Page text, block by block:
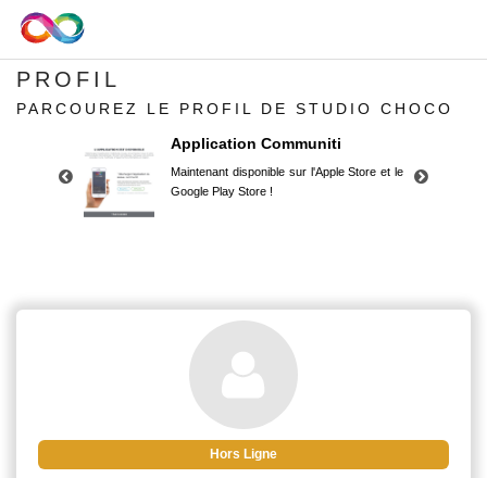
PROFIL
PARCOUREZ LE PROFIL DE STUDIO CHOCO
Application Communiti
Maintenant disponible sur l'Apple Store et le
Google Play Store !
Google Play Store !
Hors Ligne